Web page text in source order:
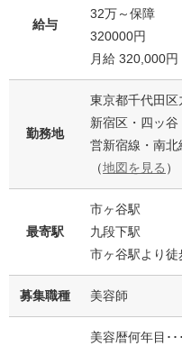
給与
32万～保障
320000円
月給 320,000円
勤務地
東京都千代田
新宿区・四ッ
営新宿線・南
（地図を見る ）
最寄駅
市ヶ谷駅
九段下駅
市ヶ谷駅より徒
募集職種 美容師
美容暦何年目･